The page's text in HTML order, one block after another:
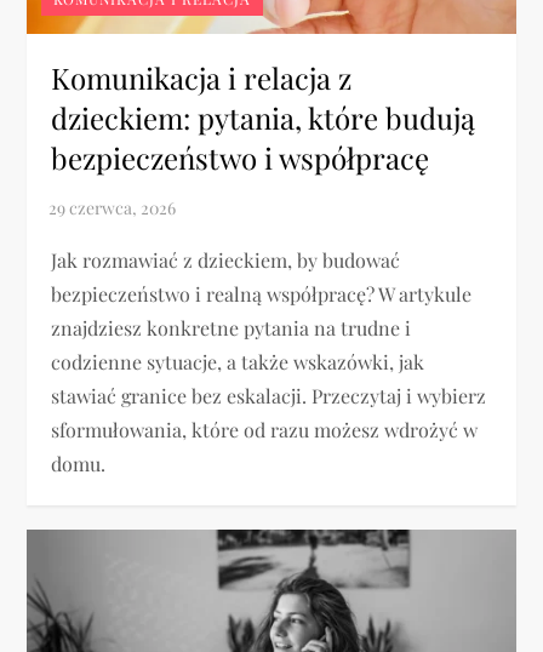
Komunikacja i relacja z
dzieckiem: pytania, które budują
bezpieczeństwo i współpracę
Jak rozmawiać z dzieckiem, by budować
bezpieczeństwo i realną współpracę? W artykule
znajdziesz konkretne pytania na trudne i
codzienne sytuacje, a także wskazówki, jak
stawiać granice bez eskalacji. Przeczytaj i wybierz
sformułowania, które od razu możesz wdrożyć w
domu.